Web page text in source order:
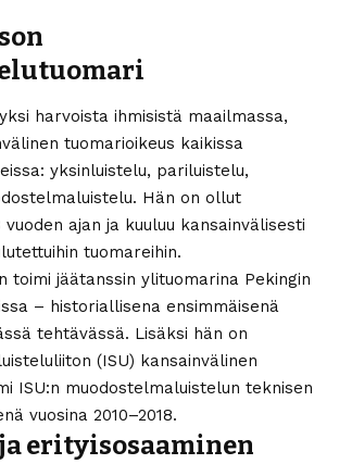
harvoista ihmisistä maailmassa,
tuomarioikeus kaikissa
yksinluistelu, pariluistelu,
Hän on ollut
ajan ja kuuluu kansainvälisesti
tuomareihin.
toimi jäätanssin ylituomarina Pekingin
– historiallisena ensimmäisenä
tehtävässä. Lisäksi hän on
(ISU) kansainvälinen
ISU:n muodostelmaluistelun teknisen
vuosina 2010–2018.
erityisosaaminen